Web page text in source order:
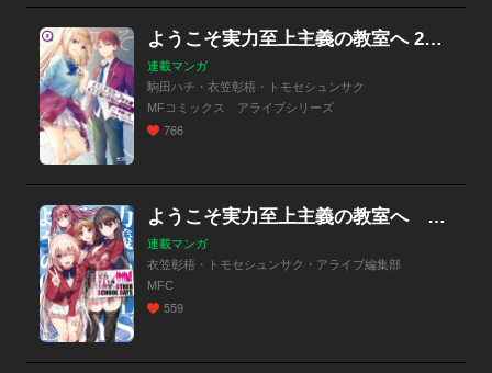
ようこそ実力至上主義の教室へ 2年生編 2nd Stage【分冊版】
連載マンガ
駒田ハチ・衣笠彰梧・トモセシュンサク
MFコミックス アライブシリーズ
766
ようこそ実力至上主義の教室へ OTHER SCHOOL DAYS
連載マンガ
衣笠彰梧・トモセシュンサク・アライブ編集部
MFC
559